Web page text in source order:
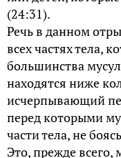
(24:31).
Речь в данном
всех частях тела,
большинства
находятся ниже
исчерпывающий
перед которыми
части тела, не
Это, прежде